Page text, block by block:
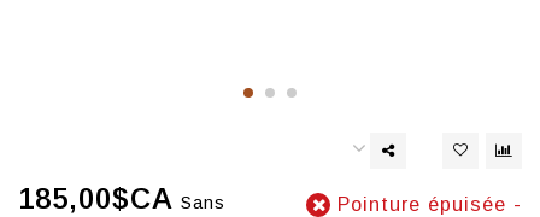
185,00$CA Sans
Pointure épuisée -